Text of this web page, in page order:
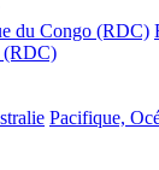
du Congo (RDC)
(RDC)
Pacifique,